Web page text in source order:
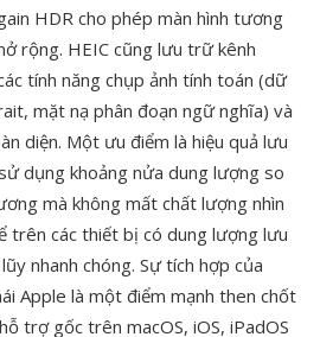
HDR cho phép màn hình tương
rộng. HEIC cũng lưu trữ kênh
tính năng chụp ảnh tính toán (dữ
mặt nạ phân đoạn ngữ nghĩa) và
diện. Một ưu điểm là hiệu quả lưu
dụng khoảng nửa dung lượng so
mà không mất chất lượng nhìn
trên các thiết bị có dung lượng lưu
nhanh chóng. Sự tích hợp của
Apple là một điểm mạnh then chốt
trợ gốc trên macOS, iOS, iPadOS